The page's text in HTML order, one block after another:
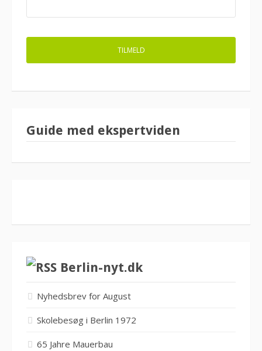
Guide med ekspertviden
Berlin-nyt.dk
Nyhedsbrev for August
Skolebesøg i Berlin 1972
65 Jahre Mauerbau